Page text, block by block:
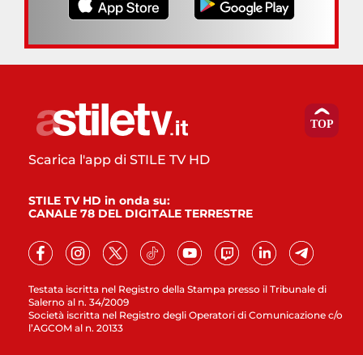
Testata iscritta nel Registro della Stampa presso il Tribunale di
Salerno al n. 34/2009
Società iscritta nel Registro degli Operatori di Comunicazione c/o
l’AGCOM al n. 20133
Scarica l'app di STILE TV HD
STILE TV HD in onda su:
CANALE 78 DEL DIGITALE TERRESTRE